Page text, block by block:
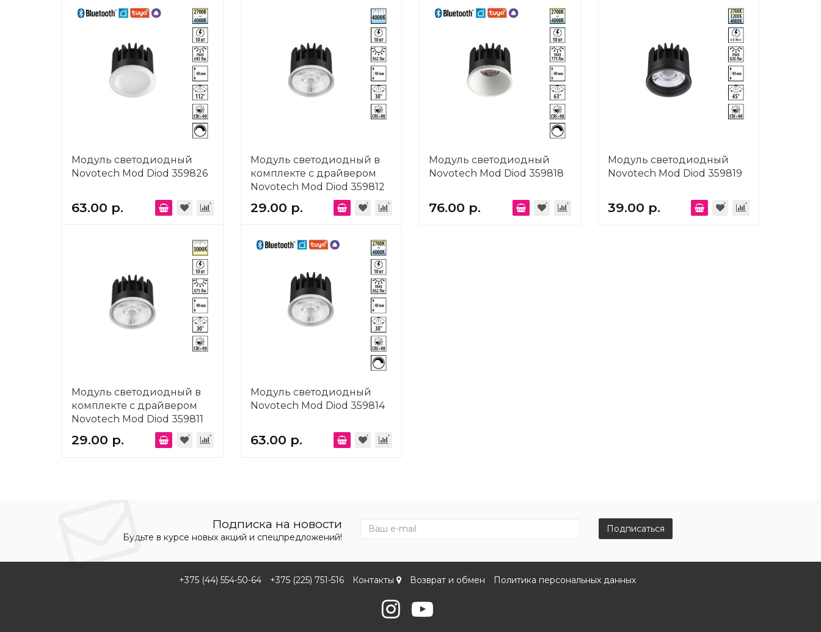
Модуль светодиодный
Novotech Mod Diod 359826
63.00 р.
Модуль светодиодный в
комплекте с драйвером
Novotech Mod Diod 359812
29.00 р.
Модуль светодиодный
Novotech Mod Diod 359818
76.00 р.
Модуль светодиодный
Novotech Mod Diod 359819
39.00 р.
Модуль светодиодный в
комплекте с драйвером
Novotech Mod Diod 359811
29.00 р.
Модуль светодиодный
Novotech Mod Diod 359814
63.00 р.
Подписка на новости
Будьте в курсе новых акций и спецпредложений!
Подписаться
+375 (44) 554-50-64 +375 (225) 751-516 Контакты Возврат и обмен Политика персональных данных